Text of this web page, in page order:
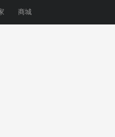
商城